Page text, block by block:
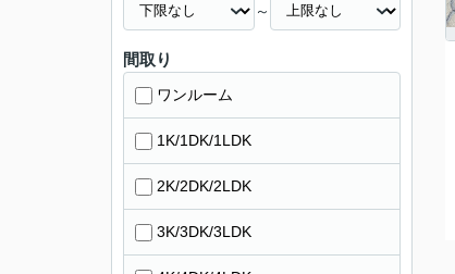
～
間取り
ワンルーム
1K/1DK/1LDK
2K/2DK/2LDK
3K/3DK/3LDK